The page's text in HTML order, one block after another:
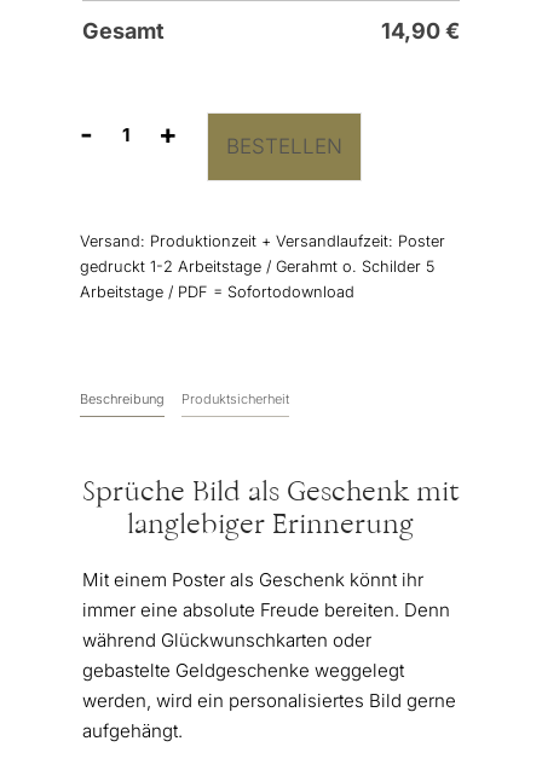
Gesamt 14,90€
-
Sprüche
+ BESTELLEN
Versand: Produktionzeit + Versandlaufzeit: Poster
gedruckt 1-2 Arbeitstage / Gerahmt o. Schilder 5
Arbeitstage / PDF = Sofortodownload
Beschreibung Produktsicherheit
Sprüche Bild als Geschenk mit
langlebiger Erinnerung
Mit einem Poster als Geschenk könnt ihr
immer eine absolute Freude bereiten. Denn
während Glückwunschkarten oder
gebastelte Geldgeschenke weggelegt
werden, wird ein personalisiertes Bild gerne
aufgehängt.